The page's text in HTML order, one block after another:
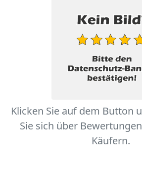
Klicken Sie auf dem Button
Sie sich über
Käufern.